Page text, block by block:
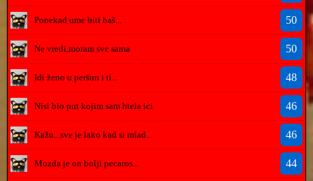
Ponekad ume biti baš... 50
Ne vredi,moram sve sama 50
Idi ženo u peršun i ti... 48
Nisi bio put kojim sam htela ici 46
Kažu...sve je lako kad si mlad... 46
Mozda je on bolji pecaros... 44